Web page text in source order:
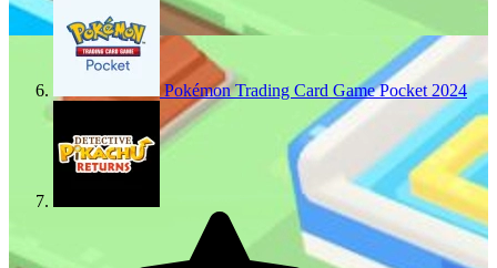
Pokémon Trading Card Game Pocket 2024